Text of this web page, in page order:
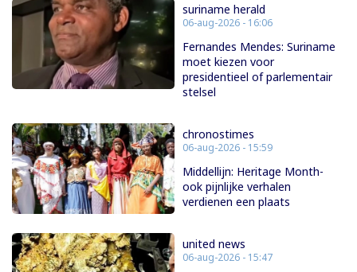
suriname herald
06-aug-2026 - 16:06
Fernandes Mendes: Suriname
moet kiezen voor
presidentieel of parlementair
stelsel
chronostimes
06-aug-2026 - 15:59
Middellijn: Heritage Month-
ook pijnlijke verhalen
verdienen een plaats
united news
06-aug-2026 - 15:47